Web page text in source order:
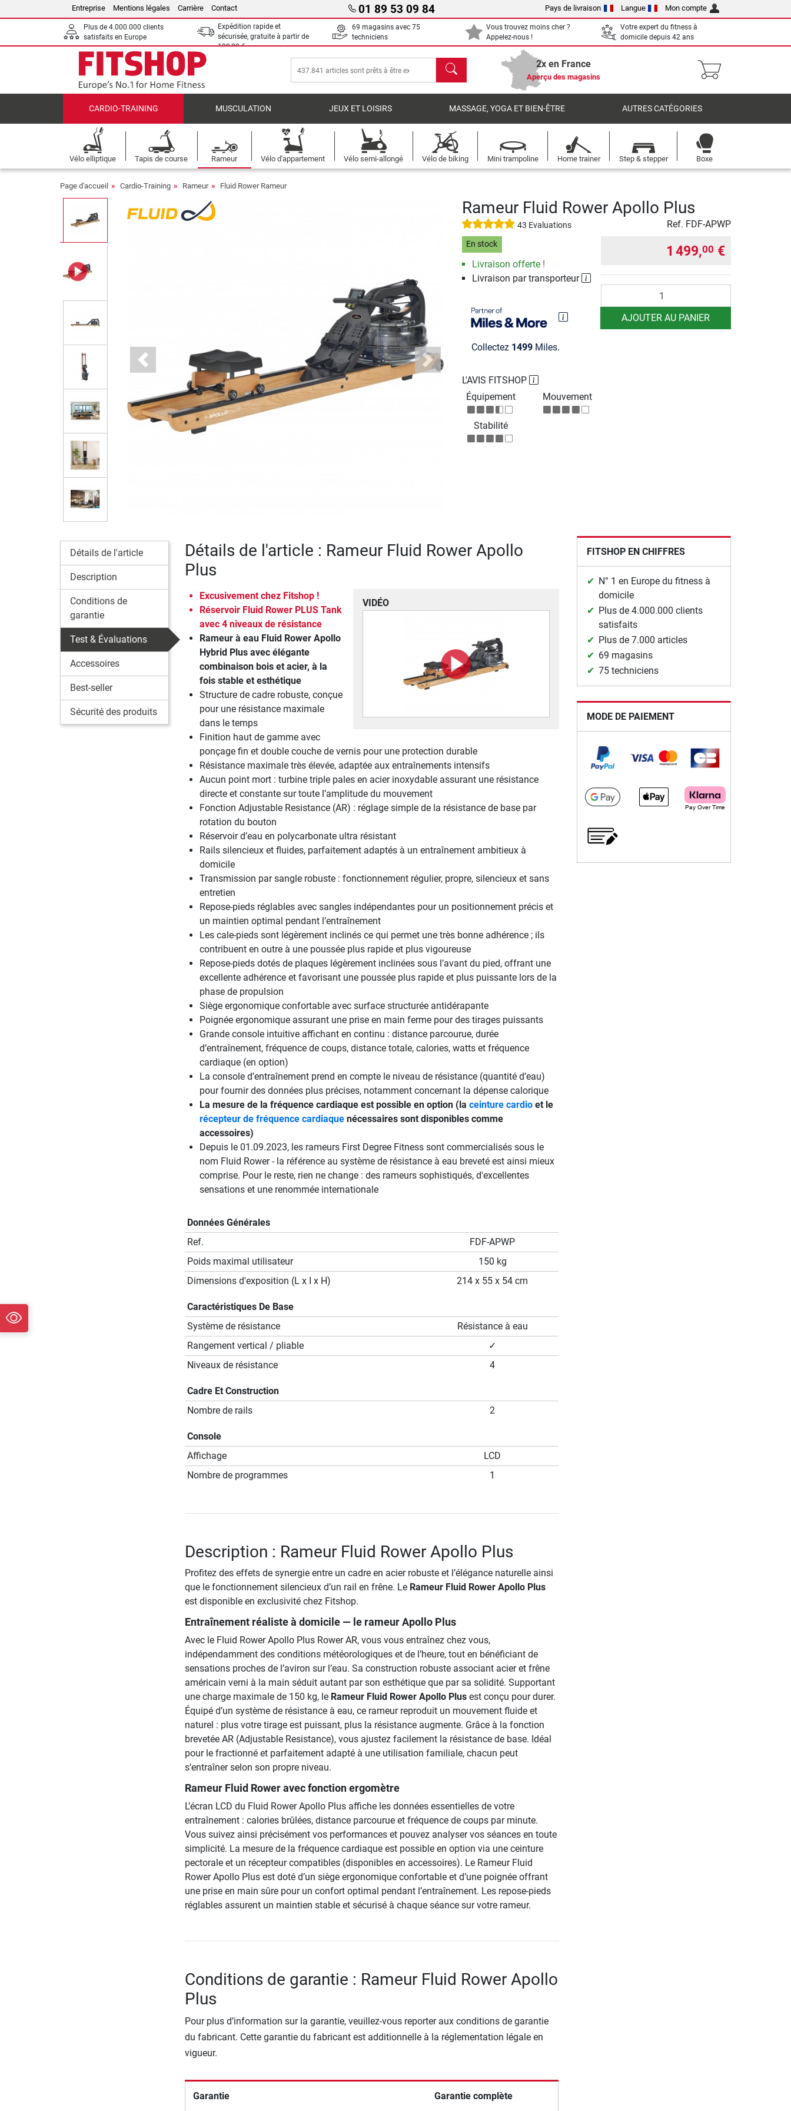
Entreprise Mentions légales Carrière Contact 01 89 53 09 84 Pays de livraison Langue Mon compte
Plus de 4.000.000 clients
satisfaits en Europe
Expédition rapide et
sécurisée, gratuite à partir de
199,00 €
69 magasins avec 75
techniciens
Vous trouvez moins cher ?
Appelez-nous !
Votre expert du fitness à
domicile depuis 42 ans
chercher 2x en France
Aperçu des magasins
CARDIO-TRAINING MUSCULATION JEUX ET LOISIRS MASSAGE, YOGA ET BIEN-ÊTRE AUTRES CATÉGORIES
Vélo elliptique Tapis de course Rameur Vélo d'appartement Vélo semi-allongé Vélo de biking Mini trampoline Home trainer Step & stepper Boxe
Page d'accueil Cardio-Training Rameur Fluid Rower Rameur
Previous Next
Rameur Fluid Rower Apollo Plus
43 Evaluations Ref. FDF-APWP
En stock
Livraison offerte !
Livraison par transporteur
Collectez 1499Miles.
1 499,00 €
AJOUTER AU PANIER
L'AVIS FITSHOP
Équipement
Mouvement
Stabilité
Détails de l'article
Description
Conditions de
garantie
Test & Évaluations
Accessoires
Best-seller
Sécurité des produits
Détails de l'article : Rameur Fluid Rower Apollo
Plus
VIDÉO
Excusivement chez Fitshop !
Réservoir Fluid Rower PLUS Tank
avec 4 niveaux de résistance
Rameur à eau Fluid Rower Apollo
Hybrid Plus avec élégante
combinaison bois et acier, à la
fois stable et esthétique
Structure de cadre robuste, conçue
pour une résistance maximale
dans le temps
Finition haut de gamme avec
ponçage fin et double couche de vernis pour une protection durable
Résistance maximale très élevée, adaptée aux entraînements intensifs
Aucun point mort : turbine triple pales en acier inoxydable assurant une résistance
directe et constante sur toute l’amplitude du mouvement
Fonction Adjustable Resistance (AR) : réglage simple de la résistance de base par
rotation du bouton
Réservoir d’eau en polycarbonate ultra résistant
Rails silencieux et fluides, parfaitement adaptés à un entraînement ambitieux à
domicile
Transmission par sangle robuste : fonctionnement régulier, propre, silencieux et sans
entretien
Repose-pieds réglables avec sangles indépendantes pour un positionnement précis et
un maintien optimal pendant l’entraînement
Les cale-pieds sont légèrement inclinés ce qui permet une très bonne adhérence ; ils
contribuent en outre à une poussée plus rapide et plus vigoureuse
Repose-pieds dotés de plaques légèrement inclinées sous l’avant du pied, offrant une
excellente adhérence et favorisant une poussée plus rapide et plus puissante lors de la
phase de propulsion
Siège ergonomique confortable avec surface structurée antidérapante
Poignée ergonomique assurant une prise en main ferme pour des tirages puissants
Grande console intuitive affichant en continu : distance parcourue, durée
d’entraînement, fréquence de coups, distance totale, calories, watts et fréquence
cardiaque (en option)
La console d’entraînement prend en compte le niveau de résistance (quantité d’eau)
pour fournir des données plus précises, notamment concernant la dépense calorique
La mesure de la fréquence cardiaque est possible en option (la ceinture cardioet le
récepteur de fréquence cardiaquenécessaires sont disponibles comme
accessoires)
Depuis le 01.09.2023, les rameurs First Degree Fitness sont commercialisés sous le
nom Fluid Rower - la référence au système de résistance à eau breveté est ainsi mieux
comprise. Pour le reste, rien ne change : des rameurs sophistiqués, d'excellentes
sensations et une renommée internationale
Données Générales
Ref.
FDF-APWP
Poids maximal utilisateur
150 kg
Dimensions d'exposition (L x I x H)
214 x 55 x 54 cm
Caractéristiques De Base
Système de résistance
Résistance à eau
Rangement vertical / pliable
✓
Niveaux de résistance
4
Cadre Et Construction
Nombre de rails
2
Console
Affichage
LCD
Nombre de programmes
1
Description : Rameur Fluid Rower Apollo Plus
Profitez des effets de synergie entre un cadre en acier robuste et l’élégance naturelle ainsi
que le fonctionnement silencieux d’un rail en frêne. Le Rameur Fluid Rower Apollo Plus
est disponible en exclusivité chez Fitshop.
Entraînement réaliste à domicile — le rameur Apollo Plus
Avec le Fluid Rower Apollo Plus Rower AR, vous vous entraînez chez vous,
indépendamment des conditions météorologiques et de l’heure, tout en bénéficiant de
sensations proches de l’aviron sur l’eau. Sa construction robuste associant acier et frêne
américain verni à la main séduit autant par son esthétique que par sa solidité. Supportant
une charge maximale de 150 kg, le Rameur Fluid Rower Apollo Plusest conçu pour durer.
Équipé d’un système de résistance à eau, ce rameur reproduit un mouvement fluide et
naturel : plus votre tirage est puissant, plus la résistance augmente. Grâce à la fonction
brevetée AR (Adjustable Resistance), vous ajustez facilement la résistance de base. Idéal
pour le fractionné et parfaitement adapté à une utilisation familiale, chacun peut
s’entraîner selon son propre niveau.
Rameur Fluid Rower avec fonction ergomètre
L’écran LCD du Fluid Rower Apollo Plus affiche les données essentielles de votre
entraînement : calories brûlées, distance parcourue et fréquence de coups par minute.
Vous suivez ainsi précisément vos performances et pouvez analyser vos séances en toute
simplicité. La mesure de la fréquence cardiaque est possible en option via une ceinture
pectorale et un récepteur compatibles (disponibles en accessoires). Le Rameur Fluid
Rower Apollo Plus est doté d’un siège ergonomique confortable et d’une poignée offrant
une prise en main sûre pour un confort optimal pendant l’entraînement. Les repose-pieds
réglables assurent un maintien stable et sécurisé à chaque séance sur votre rameur.
Conditions de garantie : Rameur Fluid Rower Apollo
Plus
Pour plus d’information sur la garantie, veuillez-vous reporter aux conditions de garantie
du fabricant. Cette garantie du fabricant est additionnelle à la réglementation légale en
vigueur.
Garantie Garantie complète
FITSHOP EN CHIFFRES
N° 1 en Europe du fitness à
domicile
Plus de 4.000.000 clients
satisfaits
Plus de 7.000 articles
69 magasins
75 techniciens
MODE DE PAIEMENT